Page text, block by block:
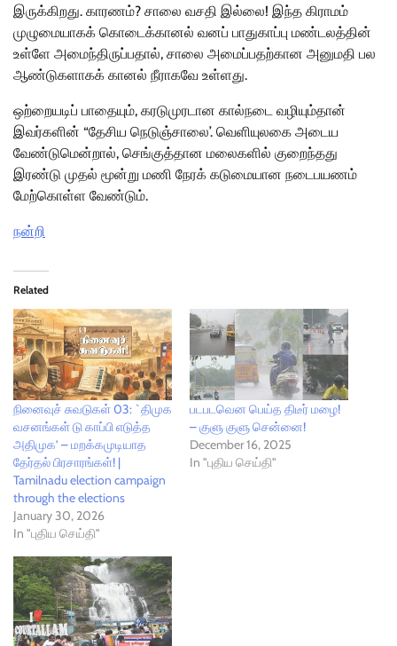
இருக்கிறது. காரணம்? சாலை வசதி இல்லை! இந்த கிராமம்
முழுமையாகக் கொடைக்கானல் வனப் பாதுகாப்பு மண்டலத்தின்
உள்ளே அமைந்திருப்பதால், சாலை அமைப்பதற்கான அனுமதி பல
ஆண்டுகளாகக் கானல் நீராகவே உள்ளது.
ஒற்றையடிப் பாதையும், கரடுமுரடான கால்நடை வழியும்தான்
இவர்களின் “தேசிய நெடுஞ்சாலை’. வெளியுலகை அடைய
வேண்டுமென்றால், செங்குத்தான மலைகளில் குறைந்தது
இரண்டு முதல் மூன்று மணி நேரக் கடுமையான நடைபயணம்
மேற்கொள்ள வேண்டும்.
நன்றி
Related
நினைவுச் சுவடுகள் 03: `திமுக
வசனங்கள் டு காப்பி எடுத்த
அதிமுக’ – மறக்கமுடியாத
தேர்தல் பிரசாரங்கள்! |
Tamilnadu election campaign
through the elections
January 30, 2026
In "புதிய செய்தி"
படபடவென பெய்த திடீர் மழை!
– குளு குளு சென்னை!
December 16, 2025
In "புதிய செய்தி"